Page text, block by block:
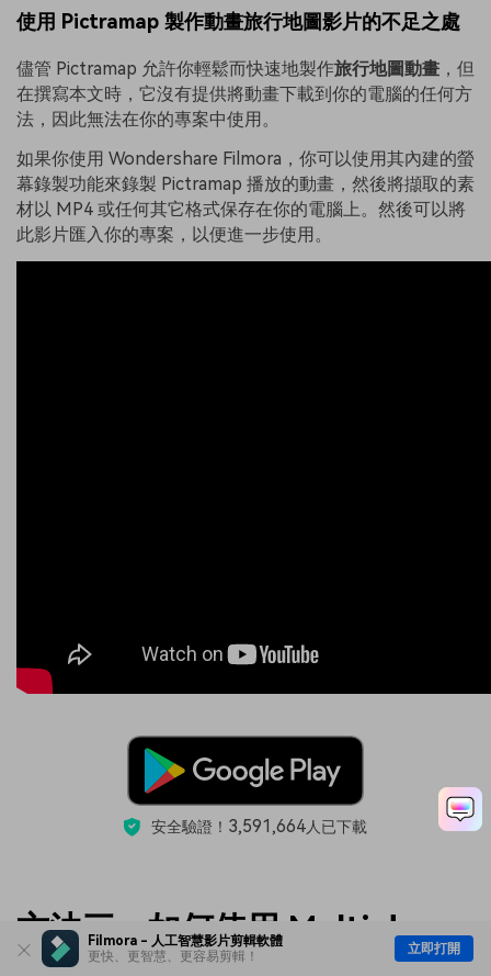
Filmora - 人工智慧影片剪輯軟體
更快、更智慧、更容易剪輯！
立即打開
使用 Pictramap 製作動畫旅行地圖影片的不足之處
儘管 Pictramap 允許你輕鬆而快速地製作旅行地圖動畫 ，但
在撰寫本文時，它沒有提供將動畫下載到你的電腦的任何方
法，因此無法在你的專案中使用。
如果你使用 Wondershare Filmora，你可以使用其內建的螢
幕錄製功能來錄製 Pictramap 播放的動畫，然後將擷取的素
材以 MP4 或任何其它格式保存在你的電腦上。然後可以將
此影片匯入你的專案，以便進一步使用。
安全驗證！ 3,591,664人已下載
方法三：如何使用 Multi.dev
製作動畫旅行地圖